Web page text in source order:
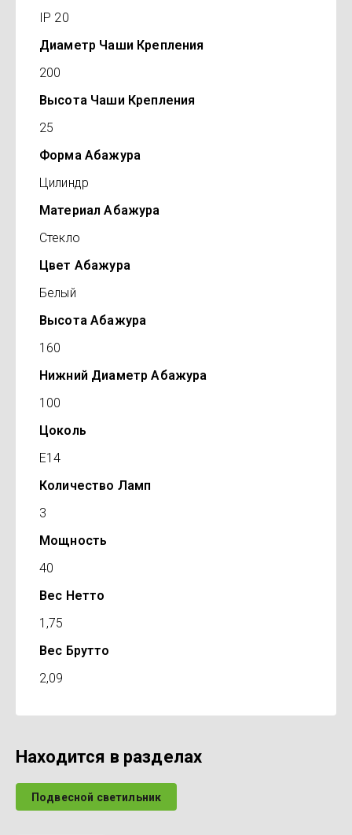
IP 20
Диаметр Чаши Крепления
200
Высота Чаши Крепления
25
Форма Абажура
Цилиндр
Материал Абажура
Стекло
Цвет Абажура
Белый
Высота Абажура
160
Нижний Диаметр Абажура
100
Цоколь
E14
Количество Ламп
3
Мощность
40
Вес Нетто
1,75
Вес Брутто
2,09
Находится в разделах
Подвесной светильник